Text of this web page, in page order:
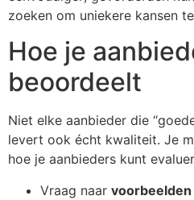
zoeken om uniekere kansen
Hoe je
beoordeelt
Niet elke aanbieder die
levert ook écht kwaliteit. Je
hoe je aanbieders kunt
Vraag naar